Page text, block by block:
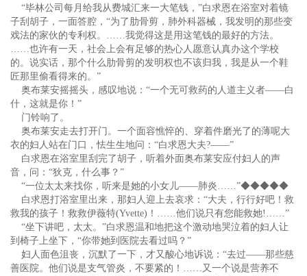
“毕林公司每月给我从费城汇来一大笔钱，”白求恩在浴室对着镜
子刮胡子，一面答腔，“为了肋骨剪，肺外科器械，我发明的那些变
戏法的家伙的专利权。……我觉得这是用这笔钱的最好的方法。
……也许有一天，社会上会有足够的热心人愿意认真办这个学校
的。说实话，那个什么肋骨剪的发明权也不该归我，我是从一个鞋
匠那里偷看得来的。”
奥布莱安摇摇头，感叹地说：“一个无可救药的人道主义者——白
什，这就是你！”
门铃响了。
奥布莱安走去打开门。一个面容憔悴的、穿着件磨光了的薄呢大
衣的妇人站在门口，怯生生地问：“白求恩大夫?——”
白求恩在浴室里刮完了胡子，听着外面奥布莱安应付妇人的声
音，问：“狄克，什么事？”
“一位太太来找你，听来是她的小女儿——肺炎……”◆◆◆◆◆
白求恩打浴室里出来，那妇人迎上去哀求：“大夫，行行好吧！救
救我的孩子！救救伊薇特(Yvette)！……他们说只有您能救她!……”
“坐下讲吧，太太。”白求恩温和地把这个激动地哭泣着的妇人让
到椅子上坐下，“你带她到医院去看过吗？”
妇人面色沮丧，沉默了一下，才又酸心地诉说：“去过——那些慈
善医院。他们说是支气管炎，不要紧的！……又一个说是营养不